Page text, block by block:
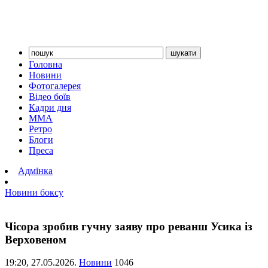
Головна
Новини
Фотогалерея
Відео боїв
Кадри дня
ММА
Ретро
Блоги
Преса
Адмінка
Новини боксу
Чісора зробив гучну заяву про реванш Усика із
Верховеном
19:20, 27.05.2026. Новини 1046